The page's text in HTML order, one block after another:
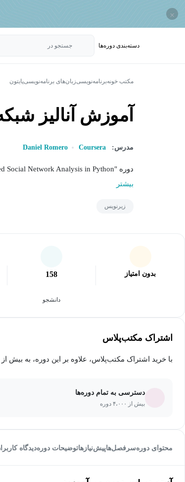
×
دسته‌بندی‌ دوره‌ها جستجو در
مکتب خونهبرنامه‌نویسیزبان‌های برنامه‌نویسیپایتون
آموزش آنالیز
مدرس: Coursera
Daniel Romero
دوره "Applied Social Network Analysis in Python"، یک راهنمای جامع برای تحلیل شبکه ها و استفاده از ابزارهای...
بیشتر
زیرنویس
بدون امتیاز 158
دانشجو
اشتراک مکتب‌پلاس
با خرید اشتراک مکتب‌پلاس، علاوه بر این دوره، به بیش از ۴،۰۰۰ دوره دیگر دسترسی خواهید داشت.
دسترسی به تمام دوره‌ها
بیش از ۴،۰۰۰ دوره
محتوای دورهسرفصل‌هاپیش‌نیاز‌هاتوضیحات دورهدیدگاه